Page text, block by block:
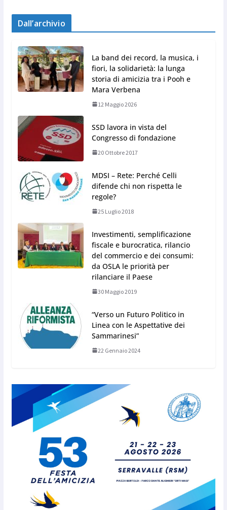
Dall’archivio
La band dei record, la musica, i
fiori, la solidarietà: la lunga
storia di amicizia tra i Pooh e
Mara Verbena
12 Maggio 2026
SSD lavora in vista del
Congresso di fondazione
20 Ottobre 2017
MDSI – Rete: Perché Celli
difende chi non rispetta le
regole?
25 Luglio 2018
Investimenti, semplificazione
fiscale e burocratica, rilancio
del commercio e dei consumi:
da OSLA le priorità per
rilanciare il Paese
30 Maggio 2019
“Verso un Futuro Politico in
Linea con le Aspettative dei
Sammarinesi”
22 Gennaio 2024